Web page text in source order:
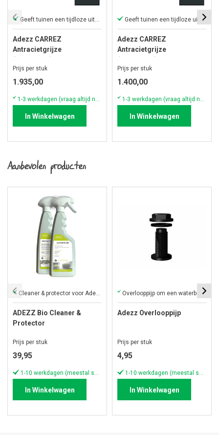
Geeft tuinen een tijdloze uitstraling
Adezz CARREZ
Antracietgrijze
200x200x60 cm zonder
bodem
Prijs per stuk
1.935,00
In Winkelwagen
Geeft tuinen een tijdloze uitstraling
Adezz CARREZ
Antracietgrijze
200x200x40 cm zonder
bodem
Prijs per stuk
1.400,00
In Winkelwagen
Aanbevolen producten
Cleaner & protector voor Adezz plantenbakken
ADEZZ Bio Cleaner &
Protector
Prijs per stuk
39,95
In Winkelwagen
Overlooppijp om een waterbuffer (5cm) in de plantenbak te creëren
Adezz Overlooppijp
Prijs per stuk
4,95
In Winkelwagen